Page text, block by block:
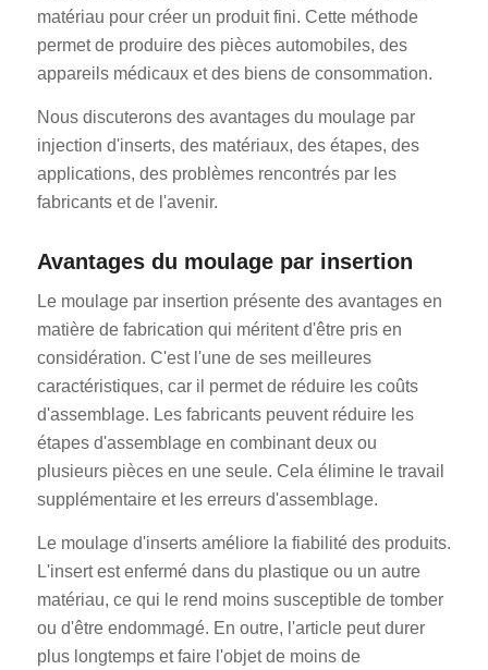
matériau pour créer un produit fini. Cette méthode
permet de produire des pièces automobiles, des
appareils médicaux et des biens de consommation.
Nous discuterons des avantages du moulage par
injection d'inserts, des matériaux, des étapes, des
applications, des problèmes rencontrés par les
fabricants et de l'avenir.
Avantages du moulage par insertion
Le moulage par insertion présente des avantages en
matière de fabrication qui méritent d'être pris en
considération. C'est l'une de ses meilleures
caractéristiques, car il permet de réduire les coûts
d'assemblage. Les fabricants peuvent réduire les
étapes d'assemblage en combinant deux ou
plusieurs pièces en une seule. Cela élimine le travail
supplémentaire et les erreurs d'assemblage.
Le moulage d'inserts améliore la fiabilité des produits.
L'insert est enfermé dans du plastique ou un autre
matériau, ce qui le rend moins susceptible de tomber
ou d'être endommagé. En outre, l'article peut durer
plus longtemps et faire l'objet de moins de